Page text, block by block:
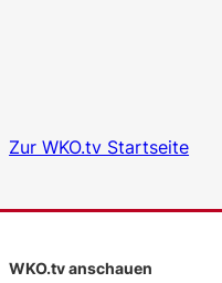
Zur WKO.tv Startseite
WKO.tv anschauen